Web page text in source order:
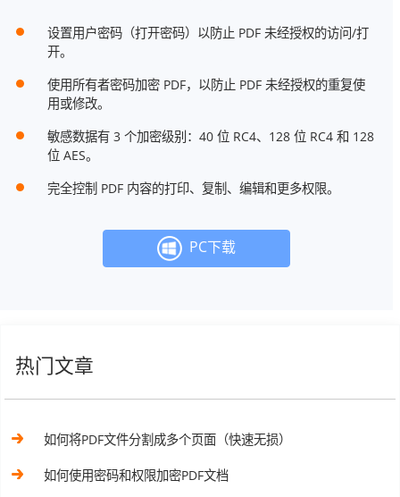
设置用户密码（打开密码）以防止 PDF 未经授权的访问/打
开。
使用所有者密码加密 PDF，以防止 PDF 未经授权的重复使
用或修改。
敏感数据有 3 个加密级别：40 位 RC4、128 位 RC4 和 128
位 AES。
完全控制 PDF 内容的打印、复制、编辑和更多权限。
PC下载
热门文章
如何将PDF文件分割成多个页面（快速无损）
如何使用密码和权限加密PDF文档